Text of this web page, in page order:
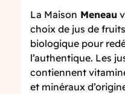
La Maison Meneau
choix de jus de
biologique pour
l’authentique. Les
contiennent
et minéraux